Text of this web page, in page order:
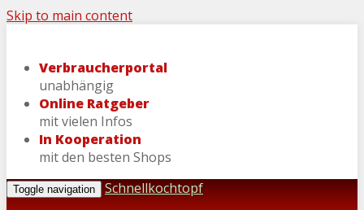
Skip to main content
Verbraucherportal
unabhängig
Online Ratgeber
mit vielen Infos
In Kooperation
mit den besten Shops
Toggle navigation
Schnellkochtopf